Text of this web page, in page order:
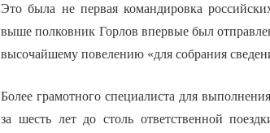
Это была не первая командировка
выше полковник Горлов впервые был
высочайшему повелению «для собрания
Более грамотного специалиста для
за шесть лет до столь ответственной